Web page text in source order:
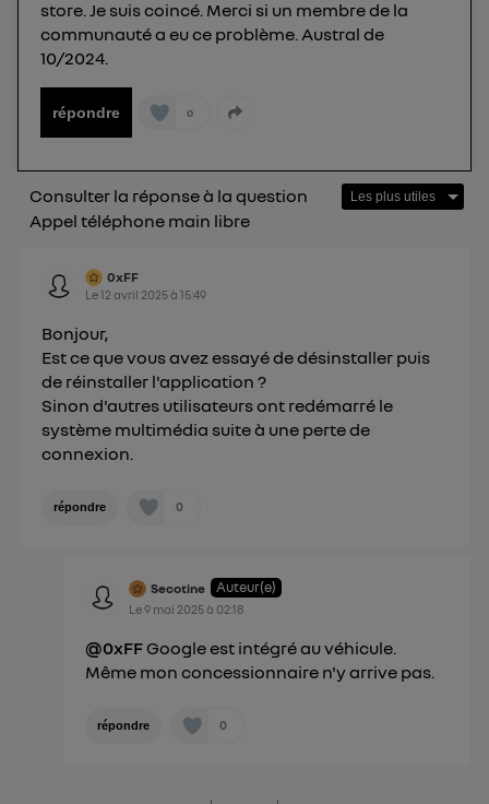
store. Je suis coincé. Merci si un membre de la
communauté a eu ce problème. Austral de
10/2024.
répondre 0
Consulter la réponse à la question
Appel téléphone main libre
0xFF
Le12 avril 2025à15:49
Bonjour,
Est ce que vous avez essayé de désinstaller puis
de réinstaller l'application ?
Sinon d'autres utilisateurs ont redémarré le
système multimédia suite à une perte de
connexion.
répondre 0
Secotine Auteur(e)
Le9 mai 2025à 02:18
@0xFF Google est intégré au véhicule.
Même mon concessionnaire n'y arrive pas.
répondre 0
même connexion et ayant consenties se verront
attribuer le même identifiant. En général :
Pour une
sur la navigation des membres du foyer ayant consentis.
Pour une
connexion mobile, la personnalisation sera basée
uniquement sur la navigation de l'utilisateur du mobile.
") ou via la page « gérer Utiq » en bas de ce site.
Pour plus d'informations, veuillez consulter
personnelles d'Utiq